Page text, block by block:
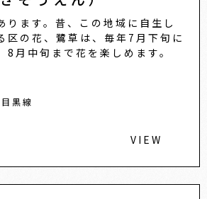
ります。昔、この地域に自生し
区の花、鷺草は、毎年7月下旬に
8月中旬まで花を楽しめます。
黒線
VIEW